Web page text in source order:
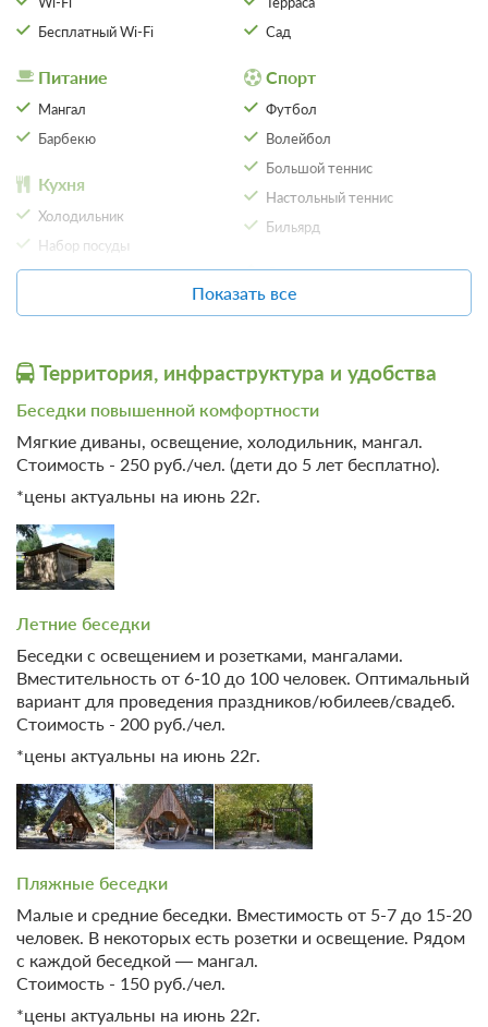
Заселение с 14.00., выезд до 12.00. следующего дня.
Телевизор
3 гостя
Бронирование по запросу
В стоимость входит:
Без питания
При отмене оплата не возвращается
после подтверждения бронирования. Сумма предоплаты
3 000 Забронировать
3 гостя
Бронирование по запросу
В стоимость входит:
Без питания
Требуется внесение предоплаты в течение 2 часов
после подтверждения бронирования. Сумма предоплаты
составляет 450 руб.
3 000
Бесплатный Wi-Fi
Питание
Мангал
Барбекю
Кухня
Холодильник
Набор посуды
Обеденный стол
Организация
Беседка
Банкетный зал
Корпоративный отдых
Конференц-зал
Тим-билдинг
Организация свадеб
Парковка
Бесплатная автостоянка /
Парковка
Детям
Сад
Спорт
Футбол
Волейбол
Большой теннис
Настольный теннис
Бильярд
Отдых
Зоопарк
Спутниковое телевидение
SPA
Сауна
Баня
Общие
Кондиционер
Камин
Вид на реку
Веранда
Показать все
Территория, инфраструктура и удобства
Беседки повышенной комфортности
Мягкие диваны, освещение, холодильник, мангал.
Стоимость - 250 руб./чел. (дети до 5 лет бесплатно).
*цены актуальны на июнь 22г.
Летние беседки
Беседки с освещением и розетками, мангалами.
Вместительность от 6-10 до 100 человек. Оптимальный
вариант для проведения праздников/юбилеев/свадеб.
Стоимость - 200 руб./чел.
*цены актуальны на июнь 22г.
Пляжные беседки
Малые и средние беседки. Вместимость от 5-7 до 15-20
человек. В некоторых есть розетки и освещение. Рядом
с каждой беседкой — мангал.
Стоимость - 150 руб./чел.
*цены актуальны на июнь 22г.